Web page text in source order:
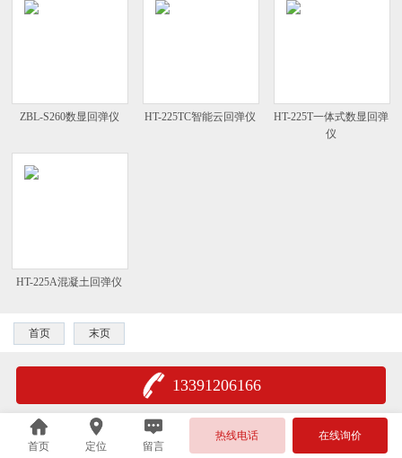
ZBL-S260数显回弹仪 HT-225TC智能云回弹仪
HT-225T一体式数显回弹
仪
HT-225A混凝土回弹仪
首页 末页
13391206166
首页 定位 留言
热线电话 在线询价